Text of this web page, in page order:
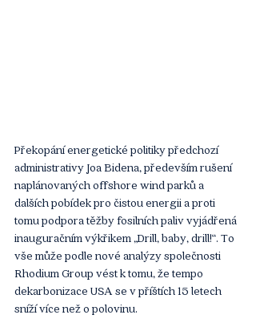
Překopání energetické politiky předchozí
administrativy Joa Bidena, především rušení
naplánovaných offshore wind parků a
dalších pobídek pro čistou energii a proti
tomu podpora těžby fosilních paliv vyjádřená
inauguračním výkřikem „Drill, baby, drill!“. To
vše může podle nové analýzy společnosti
Rhodium Group vést k tomu, že tempo
dekarbonizace USA se v příštích 15 letech
sníží více než o polovinu.